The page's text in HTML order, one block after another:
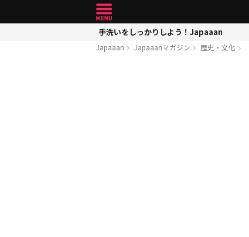
手洗いをしっかりしよう！Japaaan
Japaaan Japaaanマガジン 歴史・文化